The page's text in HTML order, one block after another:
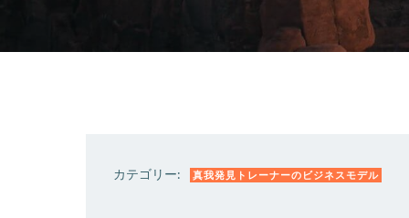
カテゴリー: 真我発見トレーナーのビジネスモデル